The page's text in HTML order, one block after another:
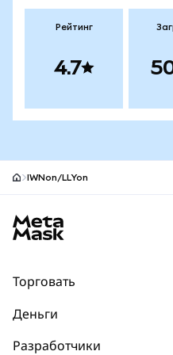
Рейтинг
4.7
IWNon/LLYon
Торговать
Деньги
Разработчики